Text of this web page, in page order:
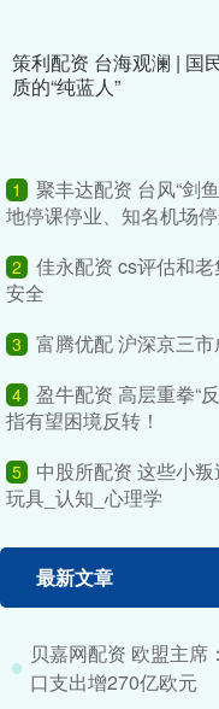
策利配资 台海观澜 | 国
质的“纯蓝人”
1
聚丰达配资 台风“剑
地停课停业、知名机场
2
佳永配资 cs评估和
安全
3 富腾优配 沪深京三
4 盈牛配资 高层重拳“
指有望困境反转！
5
中股所配资 这些小
玩具_认知_心理学
最新文章
贝嘉网配资 欧盟主席
口支出增270亿欧元